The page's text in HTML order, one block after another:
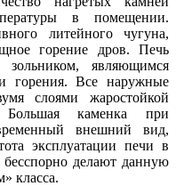
в помещении.
литейного чугуна,
горение дров. Печь
являющимся
горения. Все наружные
слоями жаростойкой
Большая каменка при
внешний вид,
эксплуатации печи в
делают данную
класса.